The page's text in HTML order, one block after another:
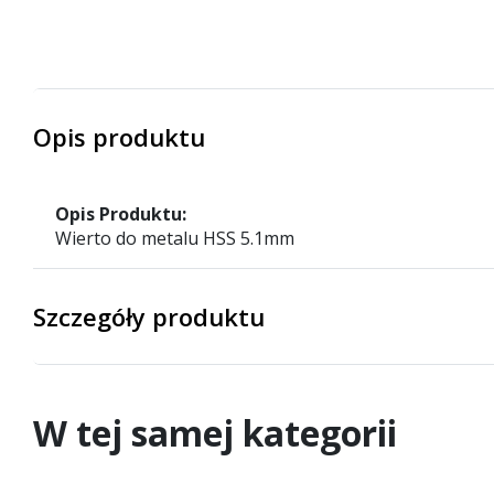
Opis produktu
Opis Produktu:
Wierto do metalu HSS 5.1mm
Szczegóły produktu
W tej samej kategorii